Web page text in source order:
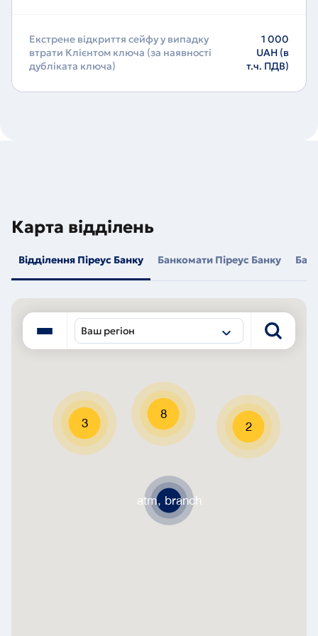
Екстрене відкриття сейфу у випадку
втрати Клієнтом ключа (за наявності
дубліката ключа)
1 000
UAH (в
т.ч. ПДВ)
Карта відділень
Відділення Піреус Банку Банкомати Піреус Банку
Ваш регіон
atm, branch
8
2
3